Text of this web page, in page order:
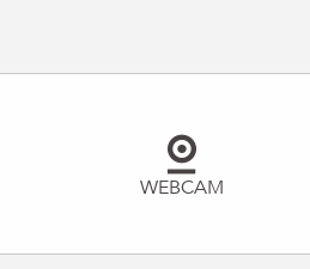
WEBCAM